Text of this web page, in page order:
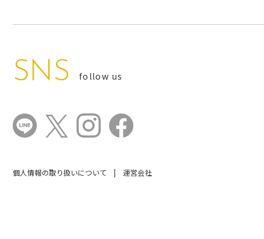
SNS follow us
個人情報の取り扱いについて 運営会社